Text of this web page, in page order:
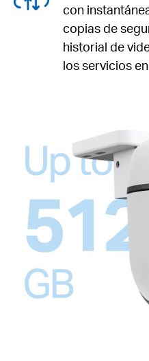
con
copias de
historial de
los servicios